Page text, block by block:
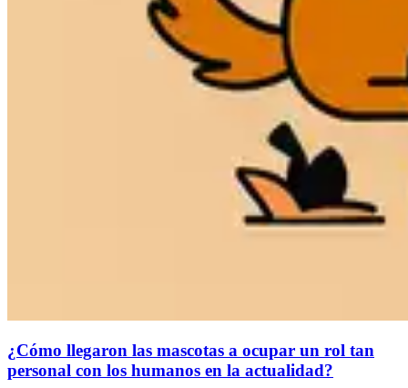
¿Cómo llegaron las mascotas a ocupar un rol tan
personal con los humanos en la actualidad?